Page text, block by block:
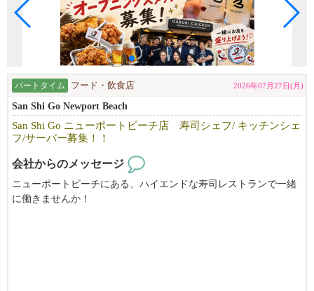
パートタイム フード・飲食店 2026年07月27日(月)
San Shi Go Newport Beach
San Shi Go ニューポートビーチ店 寿司シェフ/ キッチンシェ
フ/サーバー募集！！
会社からのメッセージ
ニューポートビーチにある、ハイエンドな寿司レストランで一緒
に働きませんか！